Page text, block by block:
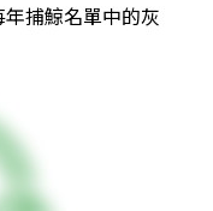
捕鯨名單中的灰